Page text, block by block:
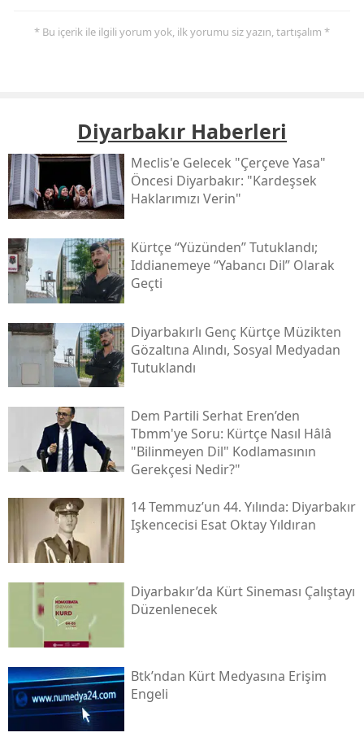
* Bu içerik ile ilgili yorum yok, ilk yorumu siz yazın, tartışalım *
Diyarbakır Haberleri
Meclis'e Gelecek "çerçeve Yasa"
Öncesi Diyarbakır: "kardeşsek
Haklarımızı Verin"
Kürtçe “yüzünden” Tutuklandı;
Iddianemeye “yabancı Dil” Olarak
Geçti
Diyarbakırlı Genç Kürtçe Müzikten
Gözaltına Alındı, Sosyal Medyadan
Tutuklandı
Dem Partili Serhat Eren’den
Tbmm'ye Soru: Kürtçe Nasıl Hâlâ
"bilinmeyen Dil" Kodlamasının
Gerekçesi Nedir?"
14 Temmuz’un 44. Yılında: Diyarbakır
Işkencecisi Esat Oktay Yıldıran
Diyarbakır’da Kürt Sineması Çalıştayı
Düzenlenecek
Btk’ndan Kürt Medyasına Erişim
Engeli